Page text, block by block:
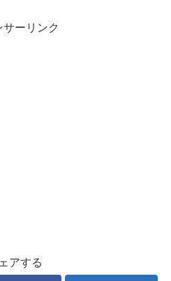
サーリンク
アする